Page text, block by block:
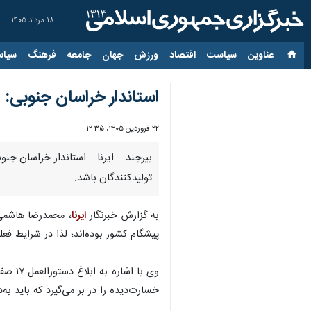
۱۸ مرداد ۱۴۰۵
عناوین‌ سیاست اقتصاد ورزش جهان جامعه فرهنگ
استاندار خراسان
۲۲ فروردین ۱۴۰۵، ۱۲:۳۵